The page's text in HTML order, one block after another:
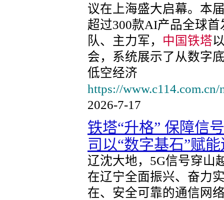
议在上海盛大启幕。本
超过300款AI产品全球
队、主力军， 中国铁塔
会，系统展示了从数字
低空经济
https://
2026-7-17
铁塔“升格” 保障信
司以“数字基石”赋
辽沈大地，5G信号穿山
在辽宁全面振兴、奋力
在、安全可靠的通信网